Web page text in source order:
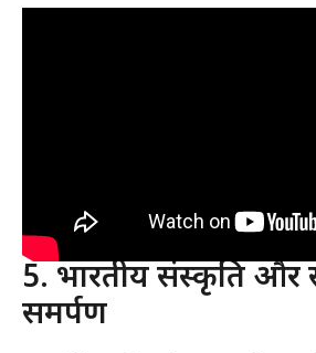
5. भारतीय संस्कृति और
समर्पण